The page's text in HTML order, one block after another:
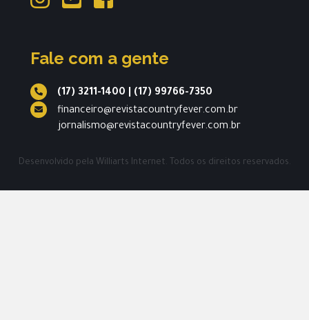
Fale com a gente
(17) 3211-1400
(17) 99766-7350
financeiro@revistacountryfever.com.br
jornalismo@revistacountryfever.com.br
Desenvolvido pela Williarts Internet. Todos os direitos reservados.